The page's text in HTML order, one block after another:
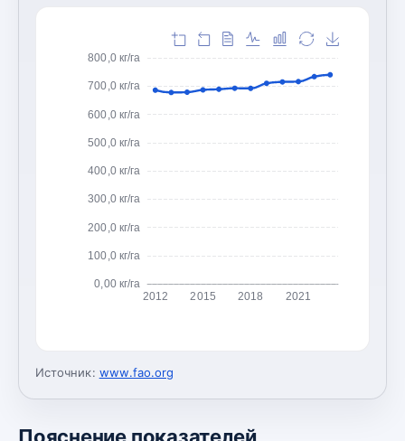
0,00 кг/га
100,0 кг/га
200,0 кг/га
300,0 кг/га
400,0 кг/га
500,0 кг/га
600,0 кг/га
700,0 кг/га
800,0 кг/га
2012 2015 2018 2021
Источник: www.fao.org
Пояснение показателей